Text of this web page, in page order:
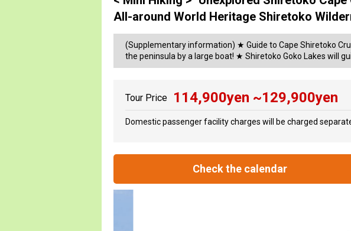
All-around World Heritage Shiretoko
(Supplementary information) ★ Guide to Cape Shiretoko
the peninsula by a large boat! ★ Shiretoko Goko Lakes will
Tour Price 114,900yen ~129,900yen
Domestic passenger facility charges will be charged
Check the calendar